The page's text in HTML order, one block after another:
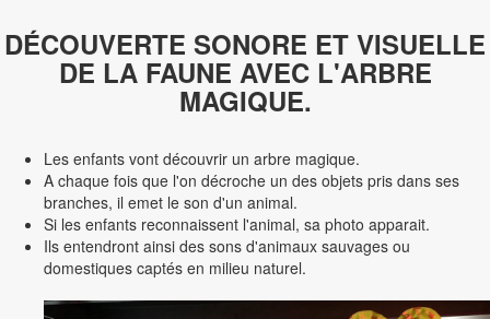
DÉCOUVERTE SONORE ET VISUELLE
DE LA FAUNE AVEC L'ARBRE
MAGIQUE.
Les enfants vont découvrir un arbre magique.
A chaque fois que l'on décroche un des objets pris dans ses
branches, il emet le son d'un animal.
Si les enfants reconnaissent l'animal, sa photo apparait.
Ils entendront ainsi des sons d'animaux sauvages ou
domestiques captés en milieu naturel.